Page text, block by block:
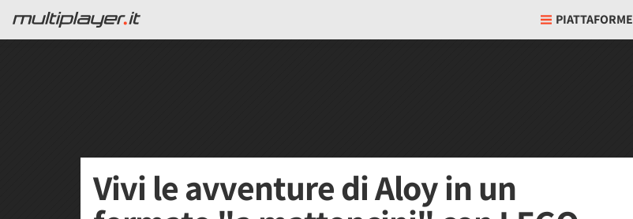
PIATTAFORME
Vivi le avventure di Aloy in un